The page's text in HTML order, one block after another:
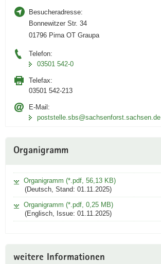
Besucheradresse:
Bonnewitzer Str. 34
01796 Pirna OT Graupa
Telefon:
03501 542-0
Telefax:
03501 542-213
E-Mail:
poststelle.sbs@sachsenforst.sachsen.de
Organigramm
Organigramm (*.pdf, 56,13 KB)
(Deutsch, Stand: 01.11.2025)
Organigramm (*.pdf, 0,25 MB)
(Englisch, Issue: 01.11.2025)
weitere Informationen